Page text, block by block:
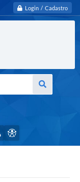
Login / Cadastro